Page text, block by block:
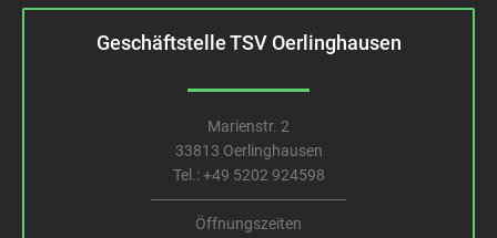
Geschäftstelle TSV Oerlinghausen
Marienstr. 2
33813 Oerlinghausen
Tel.:+49 5202 924598
--------------------------------------------
Öffnungszeiten